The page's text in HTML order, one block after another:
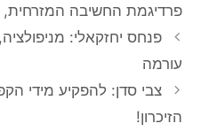
פרדיגמת החשיבה המזרחית,
פנחס יחזקאלי:
עורמה
צבי סדן: להפקיע מידי
הזיכרון!